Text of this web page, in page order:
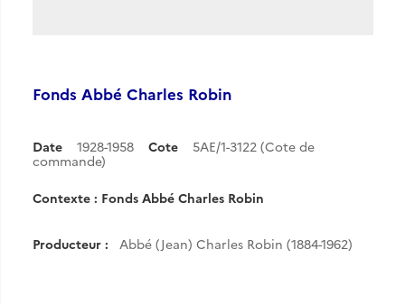
Fonds Abbé Charles Robin
Date 1928-1958 Cote
5AE/1-3122 (Cote de
commande)
Contexte : Fonds Abbé Charles Robin
Producteur : Abbé (Jean) Charles Robin (1884-1962)